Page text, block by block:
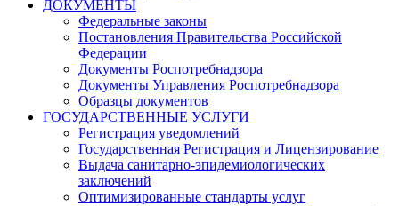
ДОКУМЕНТЫ
Федеральные законы
Постановления Правительства Российской
Федерации
Документы Роспотребнадзора
Документы Управления Роспотребнадзора
Образцы документов
ГОСУДАРСТВЕННЫЕ УСЛУГИ
Регистрация уведомлений
Государственная Регистрация и Лицензирование
Выдача санитарно-эпидемиологических
заключений
Оптимизированные стандарты услуг